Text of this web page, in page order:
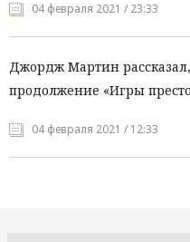
04 февраля 2021 / 23:33
Джордж Мартин рассказал,
продолжение «Игры
04 февраля 2021 / 12:33